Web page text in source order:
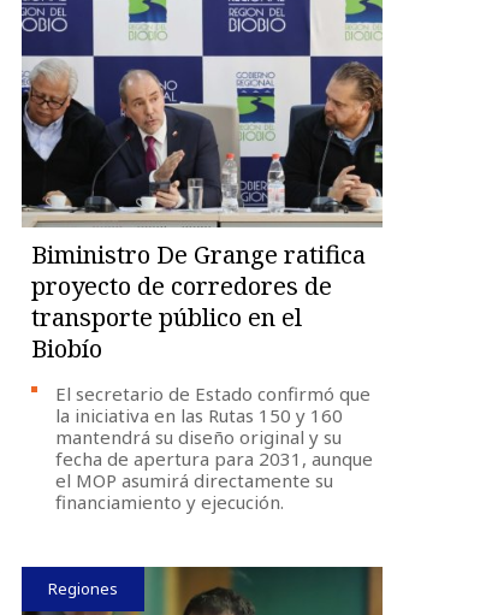
Biministro De Grange ratifica
proyecto de corredores de
transporte público en el
Biobío
El secretario de Estado confirmó que
la iniciativa en las Rutas 150 y 160
mantendrá su diseño original y su
fecha de apertura para 2031, aunque
el MOP asumirá directamente su
financiamiento y ejecución.
Regiones